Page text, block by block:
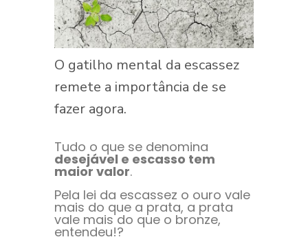
O gatilho mental da escassez
remete a importância de se
fazer agora.
Tudo o que se denomina
desejável e escasso tem
maior valor.
Pela lei da escassez o ouro vale
mais do que a prata, a prata
vale mais do que o bronze,
entendeu!?